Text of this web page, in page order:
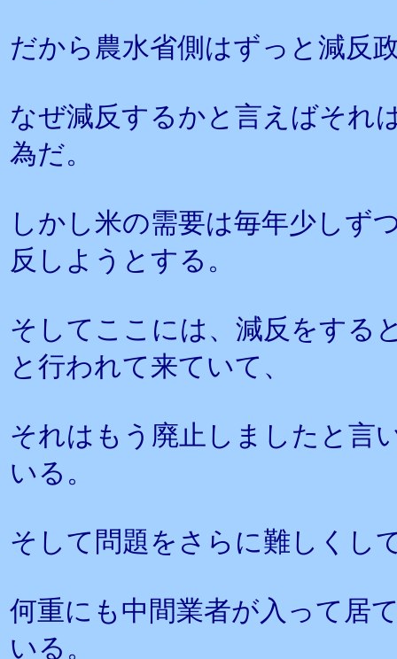
だから農水省側はずっと減反
なぜ減反するかと言えばそれ
為だ。
しかし米の需要は毎年少しず
反しようとする。
そしてここには、減反をする
と行われて来ていて、
それはもう廃止しましたと言
いる。
そして問題をさらに難しくし
何重にも中間業者が入って居
いる。